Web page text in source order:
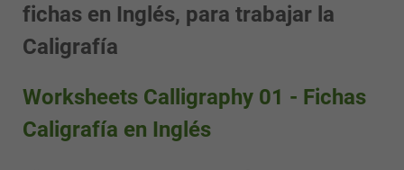
fichas en Inglés, para trabajar la
Caligrafía
Worksheets Calligraphy 01 - Fichas
Caligrafía en Inglés